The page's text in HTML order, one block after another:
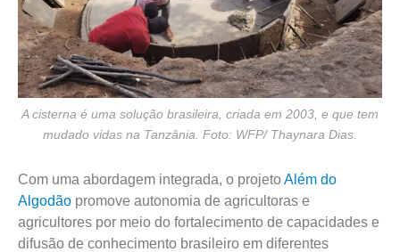
A cisterna é uma solução brasileira, criada em 2003, e que tem
mudado vidas na Tanzânia. Foto: WFP/ Thaynara Dias.
Com uma abordagem integrada, o projetoAlém do
Algodão promove autonomia de agricultoras e
agricultores por meio do fortalecimento de capacidades e
difusão de conhecimento brasileiro em diferentes